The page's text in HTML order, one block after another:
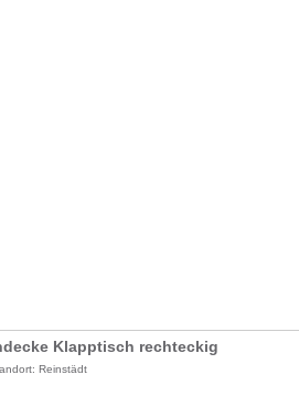
Klapptisch rechteckig
Reinstädt